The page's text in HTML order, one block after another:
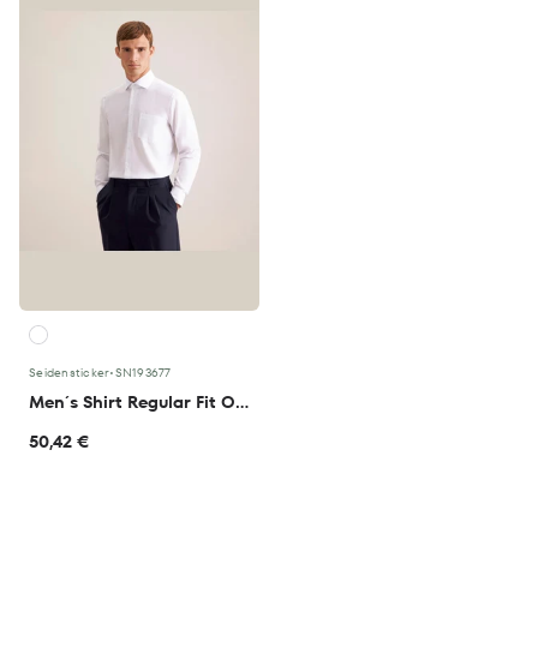
Seidensticker•SN193677
Men´s Shirt Regular Fit Oxford Longsleeve
50,42 €